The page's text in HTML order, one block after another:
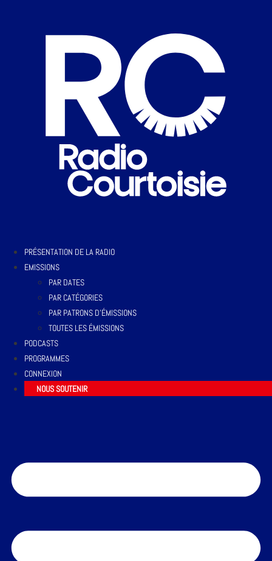
PRÉSENTATION DE LA RADIO
EMISSIONS
PAR DATES
PAR CATÉGORIES
PAR PATRONS D’ÉMISSIONS
TOUTES LES ÉMISSIONS
PODCASTS
PROGRAMMES
CONNEXION
NOUS SOUTENIR